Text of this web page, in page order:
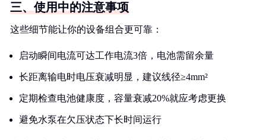
三、使用中的注意事项
这些细节能让你的设备组合更可靠：
启动瞬间电流可达工作电流3倍，电池需留余量
长距离输电时电压衰减明显，建议线径≥4mm²
定期检查电池健康度，容量衰减20%就应考虑更换
避免水泵在欠压状态下长时间运行